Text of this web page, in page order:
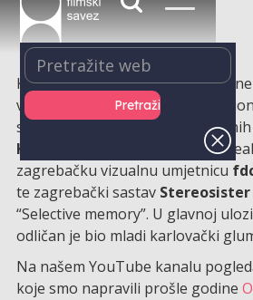
Kinoklub Karlovac prošle je
videospota, u okviru filmske
snimatelj i autor brojnih
Kocanjer
. Ukupno 6 polaznika
zagrebačku vizualnu umjetnicu
te zagrebački sastav Stereosister
“Selective memory”. U glavnoj
odličan je bio mladi karlovački
Na našem YouTube kanalu
koje smo napravili prošle godine